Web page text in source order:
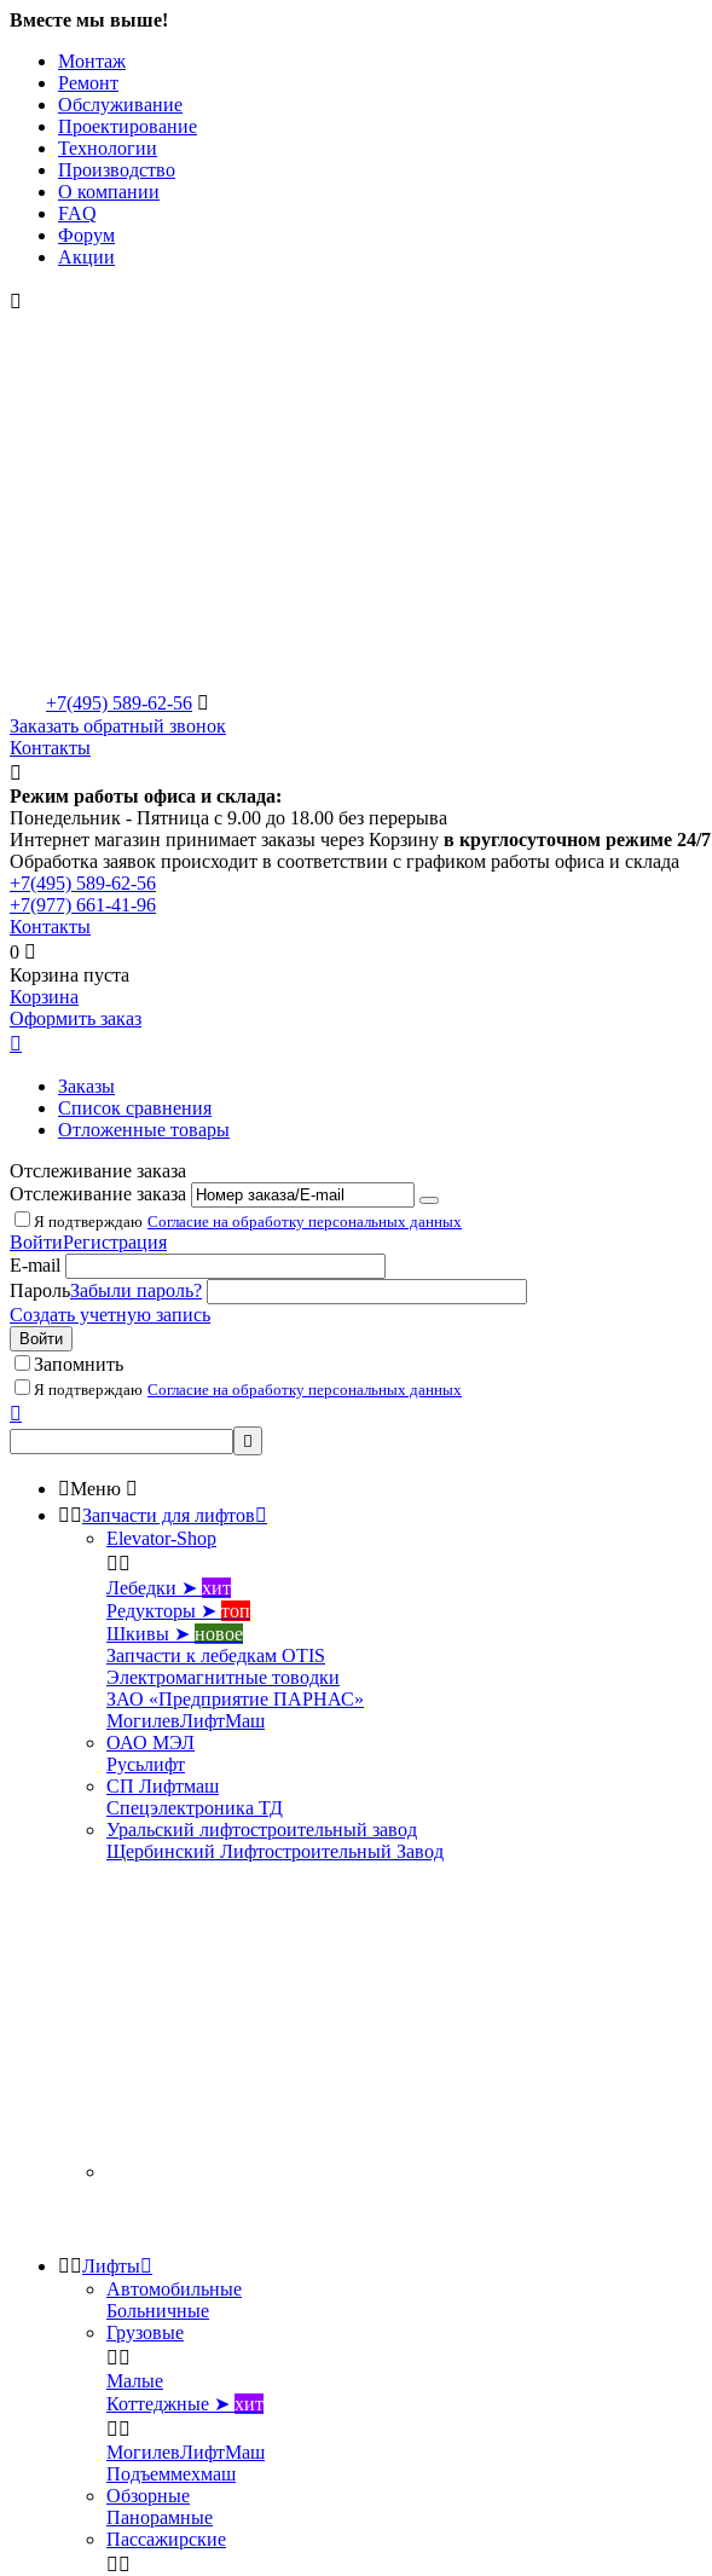
Вместе мы выше!
Монтаж
Ремонт
Обслуживание
Проектирование
Технологии
Производство
О компании
FAQ
Форум
Акции

+7(495) 589-62-56 
Заказать обратный звонок
Контакты

Режим работы офиса и склада:
Понедельник - Пятница с 9.00 до 18.00 без перерыва
Интернет магазин принимает заказы через Корзину в круглосуточном режиме 24/7
Обработка заявок происходит в соответствии с графиком работы офиса и склада
+7(495) 589-62-56
+7(977) 661-41-96
Контакты
0 
Корзина пуста
Корзина
Оформить заказ

Заказы
Список сравнения
Отложенные товары
Отслеживание заказа
Отслеживание заказа
Я подтверждаю Согласие на обработку персональных данных
ВойтиРегистрация
E-mail
ПарольЗабыли пароль?
Создать учетную запись
Войти
Запомнить
Я подтверждаю Согласие на обработку персональных данных


Меню 
 Запчасти для лифтов
Elevator-Shop
 
Лебедки ➤ хит
Редукторы ➤ топ
Шкивы ➤ новое
Запчасти к лебедкам OTIS
Электромагнитные товодки
ЗАО «Предприятие ПАРНАС»
МогилевЛифтМаш
ОАО МЭЛ
Русьлифт
СП Лифтмаш
Спецэлектроника ТД
Уральский лифтостроительный завод
Щербинский Лифтостроительный Завод
 Лифты
Автомобильные
Больничные
Грузовые
 
Малые
Коттеджные ➤ хит
 
МогилевЛифтМаш
Подъеммехмаш
Обзорные
Панорамные
Пассажирские
 